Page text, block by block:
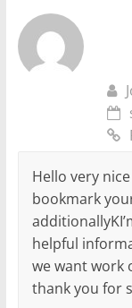
Hello very
bookmark
helpful
we want work
thank you for